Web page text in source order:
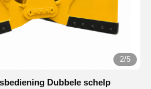
2/5
Dubbele schelp